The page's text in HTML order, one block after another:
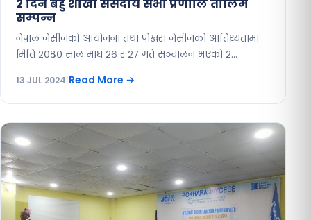
२ दिने बहु शाखा संसदीय सभा प्रणालि तालिम
सम्पन्न
नेपाल जेसीजको आयोजना तथा पोखरा जेसीजको आतिथ्यतामा
मिति २०८० साल माघ २६ र २७ गते सञ्चालन भएको २…
13 JUL 2024 Read More →